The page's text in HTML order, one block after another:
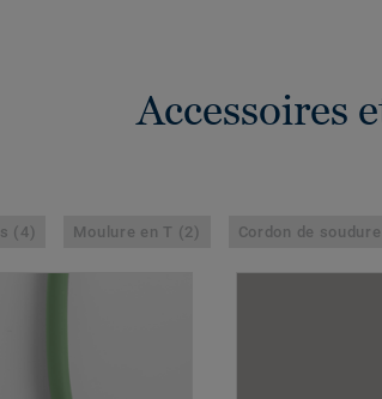
Accessoires
(4) Moulure en T (2) Cordon de